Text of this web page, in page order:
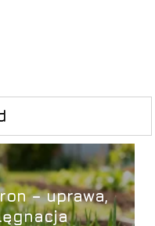
– uprawa,